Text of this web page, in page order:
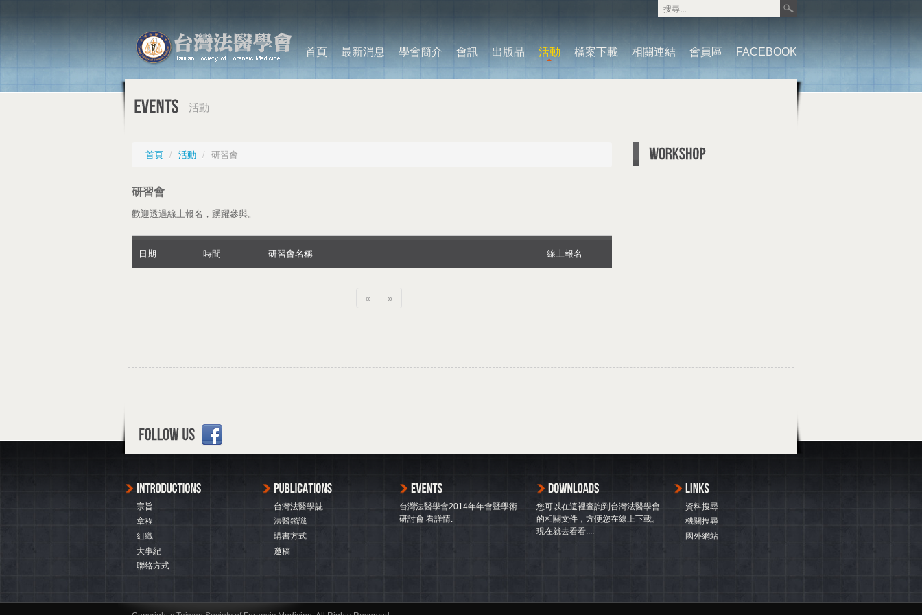
首頁 最新消息 學會簡介 會訊 出版品 活動 檔案下載 相關連結 會員區 FACEBOOK
活動
首頁 / 活動 / 研習會
研習會
歡迎透過線上報名，踴躍參與。
日期 時間 研習會名稱 線上報名
« »
宗旨
章程
組織
大事紀
聯絡方式
台灣法醫學誌
法醫鑑識
購書方式
邀稿
台灣法醫學會2014年年會暨學術
研討會 看詳情
您可以在這裡查詢到台灣法醫學會
的相關文件，方便您在線上下載。
現在就去看看...
資料搜尋
機關搜尋
國外網站